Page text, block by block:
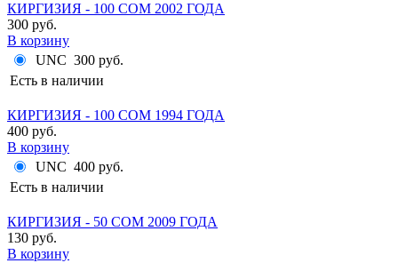
КИРГИЗИЯ - 100 СОМ 2002 ГОДА
300 руб.
В корзину
UNC 300 руб.
Есть в наличии
КИРГИЗИЯ - 100 СОМ 1994 ГОДА
400 руб.
В корзину
UNC 400 руб.
Есть в наличии
КИРГИЗИЯ - 50 СОМ 2009 ГОДА
130 руб.
В корзину